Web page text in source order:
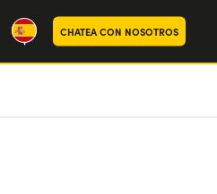
CHATEA CON NOSOTROS